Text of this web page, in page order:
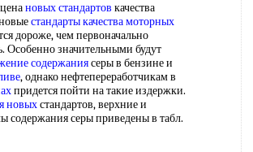
новых стандартов качества
стандарты качества моторных
дороже, чем первоначально
Особенно значительными будут
содержаниясеры в бензине и
, однако нефтепереработчикам в
придется пойти на такие издержки.
новыхстандартов, верхние и
содержания серы приведены в табл.